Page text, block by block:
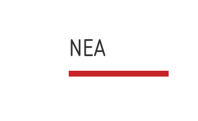
ΝΕΑ